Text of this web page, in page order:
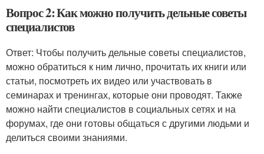
Вопрос 2: Как можно получить дельные советы
специалистов
Ответ: Чтобы получить дельные советы специалистов,
можно обратиться к ним лично, прочитать их книги или
статьи, посмотреть их видео или участвовать в
семинарах и тренингах, которые они проводят. Также
можно найти специалистов в социальных сетях и на
форумах, где они готовы общаться с другими людьми и
делиться своими знаниями.